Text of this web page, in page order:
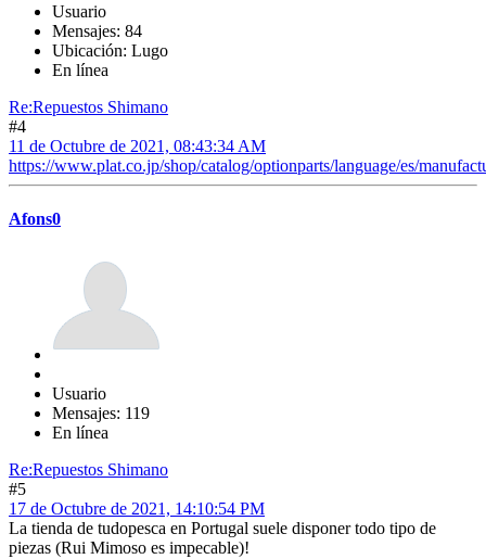
Usuario
Mensajes: 84
Ubicación: Lugo
En línea
Re:Repuestos Shimano
#4
11 de Octubre de 2021, 08:43:34 AM
https://www.plat.co.jp/shop/catalog/optionparts/language/es/
Afons0
Usuario
Mensajes: 119
En línea
Re:Repuestos Shimano
#5
17 de Octubre de 2021, 14:10:54 PM
La tienda de tudopesca en Portugal suele disponer todo tipo de
piezas (Rui Mimoso es impecable)!